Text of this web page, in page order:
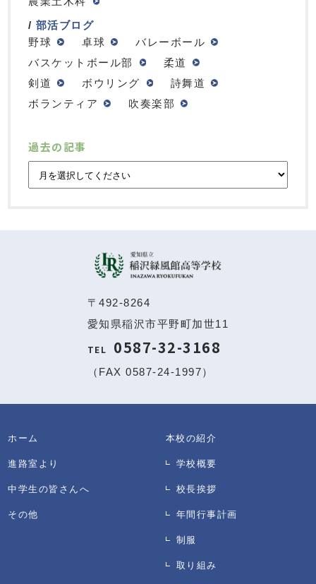
部活ブログ
野球
卓球
バレーボール
バスケットボール部
柔道
剣道
ボウリング
詩舞道
ボランティア
吹奏楽部
過去の記事
〒492-8264
愛知県稲沢市平野町加世11
TEL 0587-32-3168
（FAX 0587-24-1997）
ホーム
進路室より
中学生の皆さんへ
その他
本校の紹介
学校概要
校長挨拶
年間行事計画
制服
取り組み